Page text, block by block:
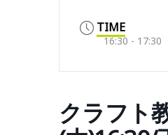
TIME
16:30 - 17:30
クラフト